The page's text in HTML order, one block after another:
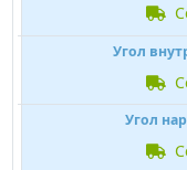
Угол
Угол